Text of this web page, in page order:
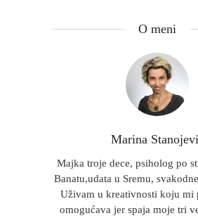
O meni
Marina
Majka troje dece, psiholog po
Banatu,udata u Sremu,
Uživam u kreativnosti koju mi
omogućava jer spaja moje tri